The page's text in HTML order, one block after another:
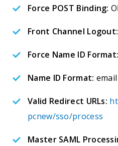
Force POST Binding:
Front Channel Logout:
Force Name ID Format:
Name ID Format: email
Valid Redirect URLs:
pcnew/sso/process
Master SAML